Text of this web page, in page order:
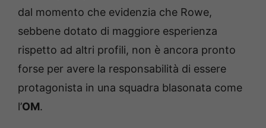
dal momento che evidenzia che Rowe,
sebbene dotato di maggiore esperienza
rispetto ad altri profili, non è ancora pronto
forse per avere la responsabilità di essere
protagonista in una squadra blasonata come
l’OM.